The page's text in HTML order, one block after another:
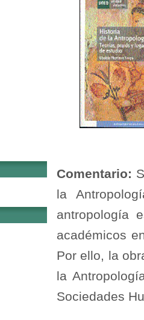
Comentario:
la
antropología
académicos
Por ello, la
la
Sociedades